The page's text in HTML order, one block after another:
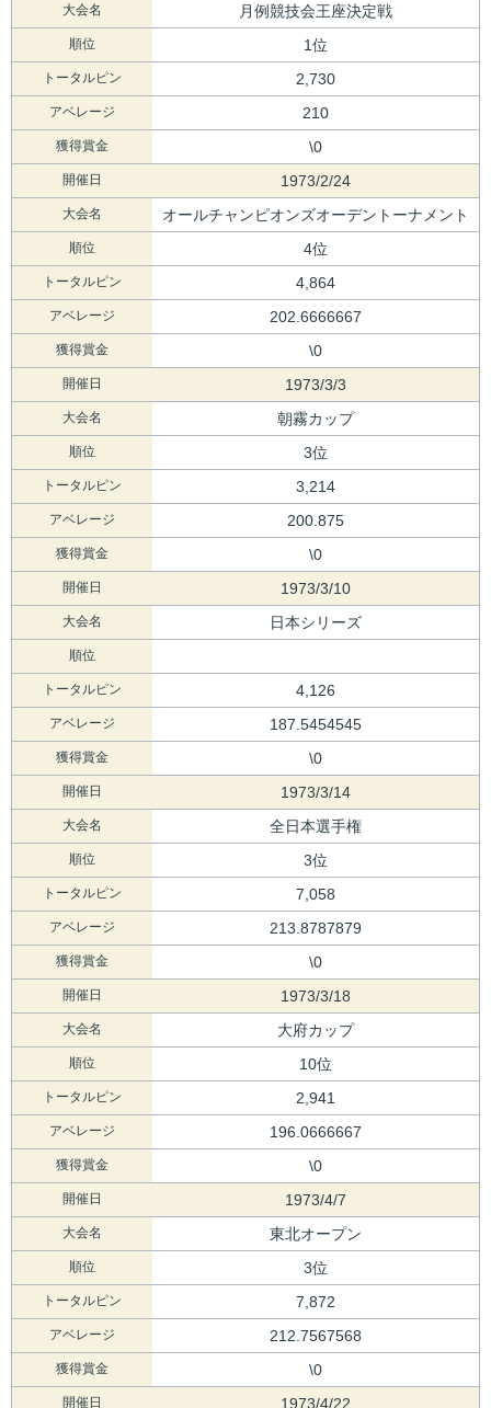
大会名 月例競技会王座決定戦
順位 1位
トータルピン 2,730
アベレージ 210
獲得賞金 \0
開催日 1973/2/24
大会名 オールチャンピオンズオーデントーナメント
順位 4位
トータルピン 4,864
アベレージ 202.6666667
獲得賞金 \0
開催日 1973/3/3
大会名 朝霧カップ
順位 3位
トータルピン 3,214
アベレージ 200.875
獲得賞金 \0
開催日 1973/3/10
大会名 日本シリーズ
順位
トータルピン 4,126
アベレージ 187.5454545
獲得賞金 \0
開催日 1973/3/14
大会名 全日本選手権
順位 3位
トータルピン 7,058
アベレージ 213.8787879
獲得賞金 \0
開催日 1973/3/18
大会名 大府カップ
順位 10位
トータルピン 2,941
アベレージ 196.0666667
獲得賞金 \0
開催日 1973/4/7
大会名 東北オープン
順位 3位
トータルピン 7,872
アベレージ 212.7567568
獲得賞金 \0
開催日 1973/4/22